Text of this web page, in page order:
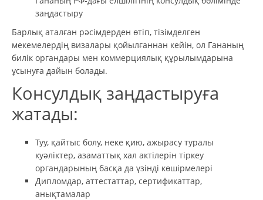
заңдастыру
Барлық аталған рәсімдерден өтіп, тізімделген
мекемелердің визалары қойылғаннан кейін, ол Гананың
билік органдары мен коммерциялық құрылымдарына
ұсынуға дайын болады.
Консулдық заңдастыруға
жатады:
Туу, қайтыс болу, неке қию, ажырасу туралы
куәліктер, азаматтық хал актілерін тіркеу
органдарының басқа да үзінді көшірмелері
Дипломдар, аттестаттар, сертификаттар,
анықтамалар